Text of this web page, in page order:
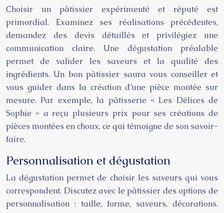
Choisir un pâtissier expérimenté et réputé est
primordial. Examinez ses réalisations précédentes,
demandez des devis détaillés et privilégiez une
communication claire. Une dégustation préalable
permet de valider les saveurs et la qualité des
ingrédients. Un bon pâtissier saura vous conseiller et
vous guider dans la création d’une pièce montée sur
mesure. Par exemple, la pâtisserie « Les Délices de
Sophie » a reçu plusieurs prix pour ses créations de
pièces montées en choux, ce qui témoigne de son savoir-
faire.
Personnalisation et dégustation
La dégustation permet de choisir les saveurs qui vous
correspondent. Discutez avec le pâtissier des options de
personnalisation : taille, forme, saveurs, décorations.